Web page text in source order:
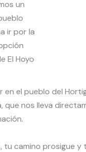
un
ir por la
El Hoyo
el pueblo del
nos lleva
tu camino prosigue